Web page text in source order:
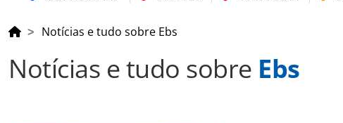
Notícias e tudo sobre Ebs
Notícias e tudo sobre Ebs